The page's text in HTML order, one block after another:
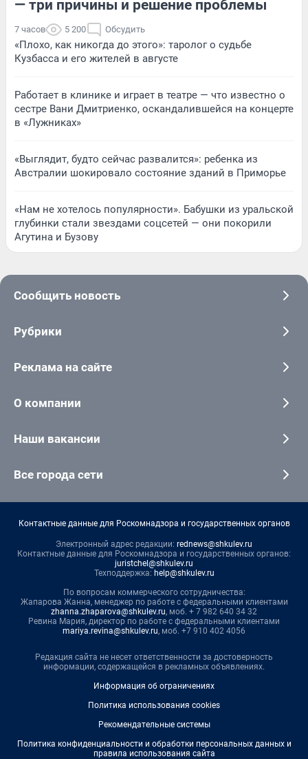
— три причины и решение проблемы
7 часов 5 200 Обсудить
«Плохо, как никогда до этого»: таролог о судьбе
Кузбасса и его жителей в августе
Работает в клинике и играет в театре — что известно о
сестре Вани Дмитриенко, оскандалившейся на концерте
в «Лужниках»
«Выглядит, будто сейчас развалится»: ребенка из
Австралии шокировало состояние зданий в Приморье
«Нам не хотелось популярности». Бабушки из уральской
глубинки стали звездами соцсетей — они покорили
Агутина и Бузову
Сообщить новость
Рубрики
Реклама на сайте
О компании
Наши вакансии
Все города сети
Контактные данные для Роскомнадзора и государственных органов
Электронный адрес редакции: rednews@shkulev.ru
Контактные данные для Роскомнадзора и государственных органов:
juristchel@shkulev.ru
Техподдержка: help@shkulev.ru
По вопросам коммерческого сотрудничества:
Жапарова Жанна, менеджер по работе с федеральными клиентами
zhanna.zhaparova@shkulev.ru, моб. + 7 982 640 34 32
Ревина Мария, директор по работе с федеральными клиентами
mariya.revina@shkulev.ru, моб. +7 910 402 4056
Редакция сайта не несет ответственности за достоверность
информации, содержащейся в рекламных объявлениях.
Информация об ограничениях
Политика использования cookies
Рекомендательные системы
Политика конфиденциальности и обработки персональных данных и
правила использования сайта